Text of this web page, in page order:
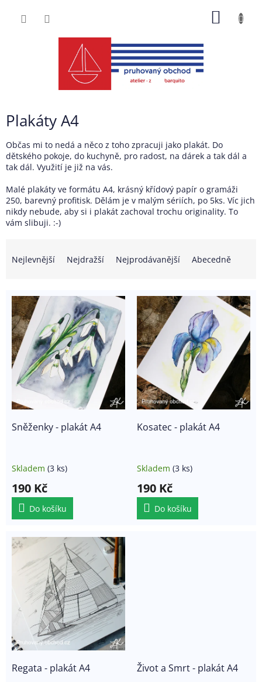
Plakáty A4
Občas mi to nedá a něco z toho zpracuji jako plakát. Do
dětského pokoje, do kuchyně, pro radost, na dárek a tak dál a
tak dál. Využití je již na vás.
Malé plakáty ve formátu A4, krásný křídový papír o gramáži
250, barevný profitisk. Dělám je v malým sériích, po 5ks. Víc jich
nikdy nebude, aby si i plakát zachoval trochu originality. To
vám slibuji. :-)
n
p
o
d
u
ů
Nejlevnější Nejdražší Nejprodávanější Abecedně
V
p
p
d
u
Sněženky - plakát A4
Skladem (3 ks)
190 Kč
Do košíku
Kosatec - plakát A4
Skladem (3 ks)
190 Kč
Do košíku
Regata - plakát A4 Život a Smrt - plakát A4